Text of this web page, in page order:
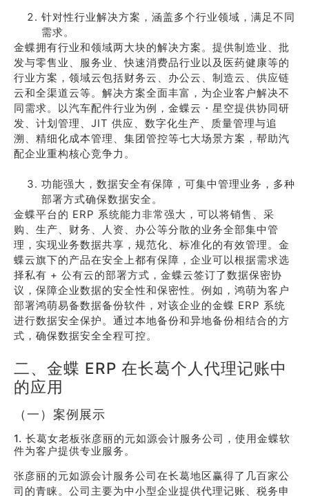
针对性行业解决方案，涵盖多个行业领域，满足不同
需求。
金蝶拥有行业和领域两大块的解决方案。提供制造业、批
发与零售业、服务业、快速消费品行业以及医药健康等的
行业方案，领域云包括财务云、办公云、制造云、供应链
云和全渠道云等。解决方案全面丰富，为企业客户解决不
同需求。以汽车配件行业为例，金蝶云・星空提供协同研
发、计划管理、JIT 供应、数字化生产、质量管理与追
溯、精细化成本管理、集团管控等七大场景方案，帮助汽
配企业重构核心竞争力。
功能强大，数据安全有保障，可集中管理业务，多种
部署方式确保数据安全。
金蝶平台的 ERP 系统能力非常强大，可以将销售、采
购、生产、财务、人资、办公等分散的业务全部集中管
理，实现业务数据共享，规范化、标准化的有效管理。金
蝶云旗下的产品在安全上都有保障，企业可以根据需求选
择私有 + 公有云的部署方式，金蝶云签订了数据保密协
议，保障企业数据的安全性和保密性。例如，鸿萌为客户
部署鸿萌易备数据备份软件，对该企业的金蝶 ERP 系统
进行数据安全保护。通过本地备份和异地备份相结合的方
式，确保数据安全全程可控。
二、金蝶 ERP 在长葛个人代理记账中
的应用
（一）案例展示
1. 长葛女老板张彦丽的元如源会计服务公司，使用金蝶软
件为客户提供专业服务。
张彦丽的元如源会计服务公司在长葛地区赢得了几百家公
司的青睐。公司主要为中小型企业提供代理记账、税务申